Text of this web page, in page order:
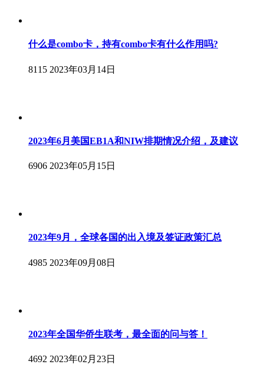
什么是combo卡，持有combo卡有什么作用吗?
8115 2023年03月14日
2023年6月美国EB1A和NIW排期情况介绍，及建议
6906 2023年05月15日
2023年9月，全球各国的出入境及签证政策汇总
4985 2023年09月08日
2023年全国华侨生联考，最全面的问与答！
4692 2023年02月23日